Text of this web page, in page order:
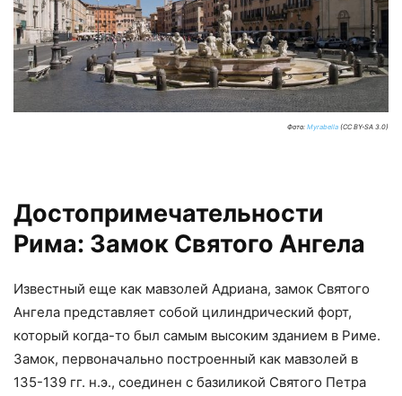
Фото: Myrabella (CC BY-SA 3.0)
Достопримечательности
Рима: Замок Святого Ангела
Известный еще как мавзолей Адриана, замок Святого
Ангела представляет собой цилиндрический форт,
который когда-то был самым высоким зданием в Риме.
Замок, первоначально построенный как мавзолей в
135-139 гг. н.э., соединен с базиликой Святого Петра